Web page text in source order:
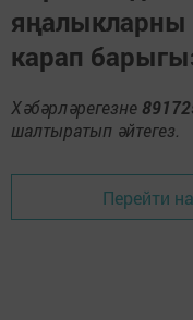
яңалыкларны
карап
Хәбәрләрегезне
шалтыратып әйтегез.
Перейти